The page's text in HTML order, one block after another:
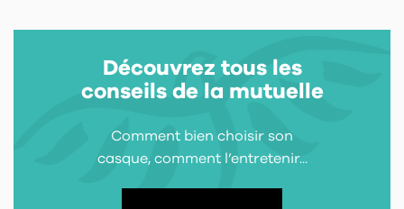
Découvrez tous les
conseils de la mutuelle
Comment bien choisir son
casque, comment l’entretenir...